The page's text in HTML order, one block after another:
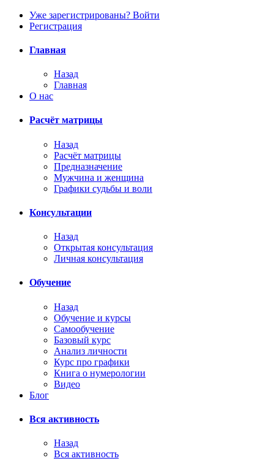
Уже зарегистрированы? Войти
Регистрация
Главная
Назад
Главная
О нас
Расчёт матрицы
Назад
Расчёт матрицы
Предназначение
Мужчина и женщина
Графики судьбы и воли
Консультации
Назад
Открытая консультация
Личная консультация
Обучение
Назад
Обучение и курсы
Самообучение
Базовый курс
Анализ личности
Курс про графики
Книга о нумерологии
Видео
Блог
Вся активность
Назад
Вся активность